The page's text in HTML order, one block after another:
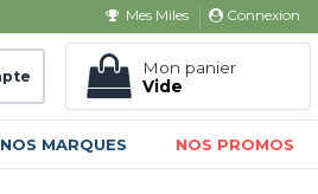
Mes Miles Connexion
Mon panier
Vide
NOS MARQUES NOS PROMOS